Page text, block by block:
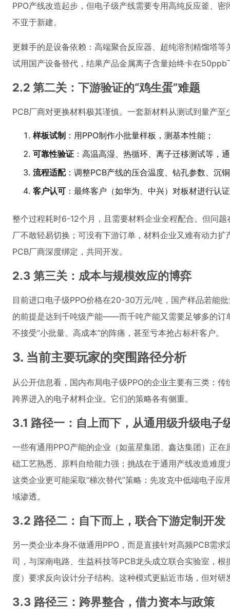
PPO产线改造起步，但电子级产线需要专用高纯反应釜、
不亚于新建。
更棘手的是设备依赖：高端聚合反应器、超纯溶剂精馏塔
试用国产设备替代，结果产品金属离子含量始终卡在
2.2 第二关：下游验证的“鸡生蛋”难题
PCB厂商对更换材料极其谨慎。一套新材料从测试到量产至
样板试制 ：用PPO制作小批量样板，测基本性能；
可靠性验证 ：高温高湿、热循环、离子迁移测试等，
流程适配：调整PCB产线的压合温度、钻孔参数、沉
客户认可 ：最终客户（如华为、中兴）对板材进行认
整个过程耗时6-12个月，且需要材料企业全程配合。但问
厂不敢轻易切换；可没有下游订单，材料企业又难有动力
PCB厂商深度绑定，共同开发。
2.3 第三关：成本与规模效应的博弈
目前进口电子级PPO价格在20-30万元/吨，国产样品若能
的前提是达到千吨级产能——而千吨产能又需要足够多的订
不接受“小批量、高成本”的阵痛，甚至亏本抢占标杆客户。
3. 当前主要玩家的突围路径分析
从公开信息看，国内布局电子级PPO的企业主要有三类：
跨界进入的电子材料企业。它们的策略各有侧重。
3.1 路径一：自上而下，从通用级升级电子
一些有通用PPO产能的企业（如蓝星集团、鑫达集团）正
础工艺熟悉、原料自给能力强；挑战在于通用产线改造难
这类企业更可能采取“梯次替代”策略：先攻克中低端电子
域渗透。
3.2 路径二：自下而上，联合下游定制开发
另一类企业本身不做通用PPO，而是直接针对高频PCB需
司，与深南电路、生益科技等PCB龙头成立联合实验室，
度）要求反向设计分子结构。这种模式更贴近市场，但对研
3.3 路径三：跨界整合，借力资本与政策